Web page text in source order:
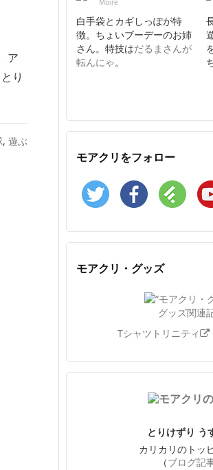
ア
り
, 遊ぶ
Moire
白手袋とカギしっぽが特
徴。ちょいブーデーのお姉
さん。特技はだるまさんが
転んにゃ。
モアクリをフォロー
Twitter Facebook
モアクリ・グッズ
グッズ関連
Tシャツトリニティ
とりけずり う
カリカリのトッ
（ブログ記